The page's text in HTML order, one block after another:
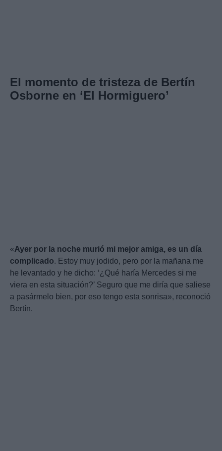
El momento de tristeza de Bertín
Osborne en ‘El Hormiguero’
«Ayer por la noche murió mi mejor amiga, es un día
complicado. Estoy muy jodido, pero por la mañana me
he levantado y he dicho: ‘¿Qué haría Mercedes si me
viera en esta situación?’ Seguro que me diría que saliese
a pasármelo bien, por eso tengo esta sonrisa», reconoció
Bertín.